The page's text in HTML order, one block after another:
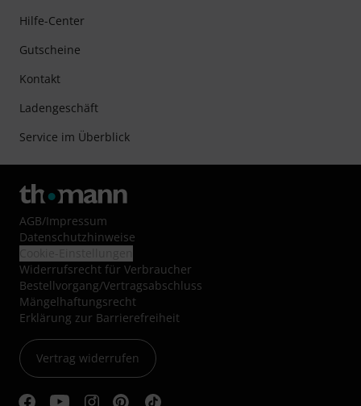
Hilfe-Center
Gutscheine
Kontakt
Ladengeschäft
Service im Überblick
AGB/Impressum
Datenschutzhinweise
Widerrufsrecht für Verbraucher
Bestellvorgang/Vertragsabschluss
Mängelhaftungsrecht
Erklärung zur Barrierefreiheit
Vertrag widerrufen